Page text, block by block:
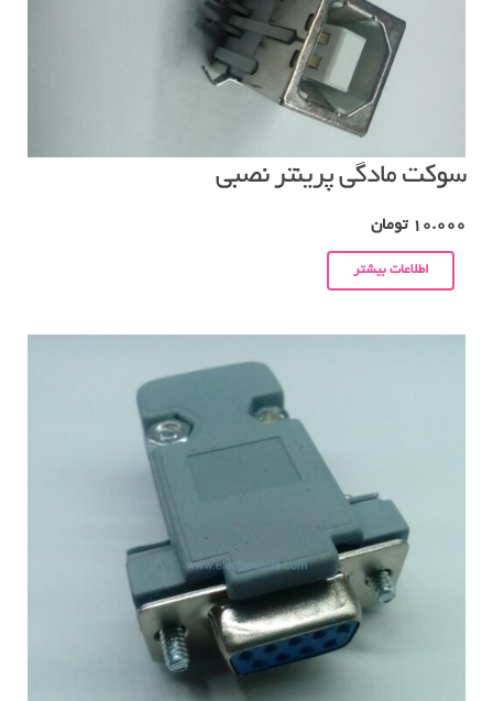
سوکت مادگی پرینتر نصبی
10.000 تومان
اطلاعات بیشتر